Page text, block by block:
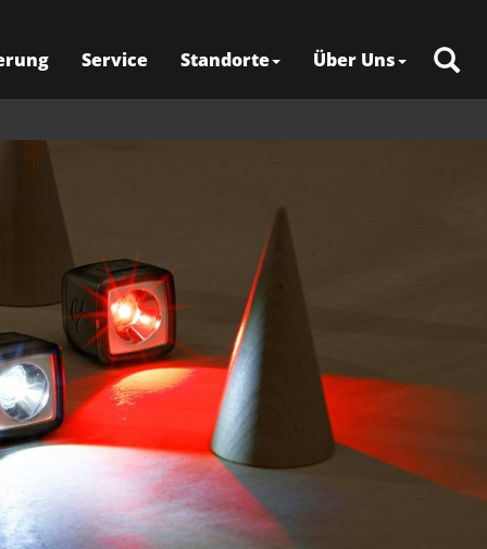
Service Standorte Über Uns